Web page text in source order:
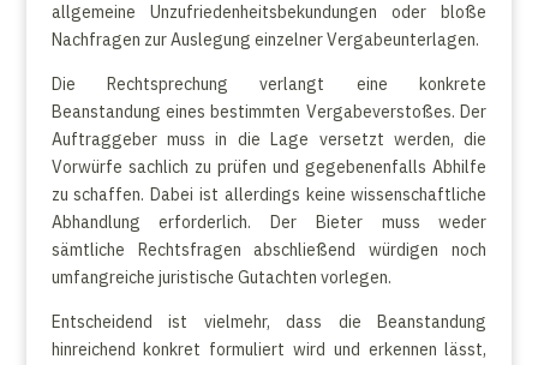
allgemeine Unzufriedenheitsbekundungen oder bloße
Nachfragen zur Auslegung einzelner Vergabeunterlagen.
Die Rechtsprechung verlangt eine konkrete
Beanstandung eines bestimmten Vergabeverstoßes. Der
Auftraggeber muss in die Lage versetzt werden, die
Vorwürfe sachlich zu prüfen und gegebenenfalls Abhilfe
zu schaffen. Dabei ist allerdings keine wissenschaftliche
Abhandlung erforderlich. Der Bieter muss weder
sämtliche Rechtsfragen abschließend würdigen noch
umfangreiche juristische Gutachten vorlegen.
Entscheidend ist vielmehr, dass die Beanstandung
hinreichend konkret formuliert wird und erkennen lässt,